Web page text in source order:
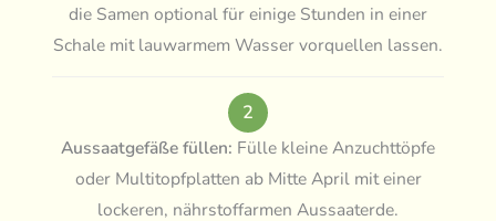
die Samen optional für einige Stunden in einer
Schale mit lauwarmem Wasser vorquellen lassen.
2
Aussaatgefäße füllen: Fülle kleine Anzuchttöpfe
oder Multitopfplatten ab Mitte April mit einer
lockeren, nährstoffarmen Aussaaterde.